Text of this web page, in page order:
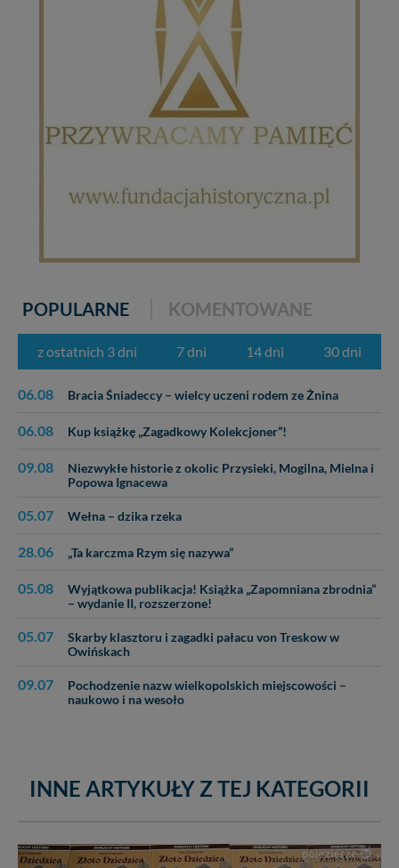
POPULARNE KOMENTOWANE
z ostatnich 3 dni 7 dni 14 dni 30 dni
06.08 Bracia Śniadeccy – wielcy uczeni rodem ze Żnina
06.08 Kup książkę „Zagadkowy Kolekcjoner”!
09.08
Niezwykłe historie z okolic Przysieki, Mogilna, Mielna i
Popowa Ignacewa
05.07 Wełna – dzika rzeka
28.06 „Ta karczma Rzym się nazywa”
05.08
Wyjątkowa publikacja! Książka „Zapomniana zbrodnia”
– wydanie II, rozszerzone!
05.07
Skarby klasztoru i zagadki pałacu von Treskow w
Owińskach
09.07
Pochodzenie nazw wielkopolskich miejscowości –
naukowo i na wesoło
INNE ARTYKUŁY Z TEJ KATEGORII
tych plików - w pewnych przypadkach nie możemy tego
Pojezierze Gnieźnieńskie - odkrywaj i wypoczywaj...
Pojezierze Gnieźnieńskie - na weekend, wycieczkę,